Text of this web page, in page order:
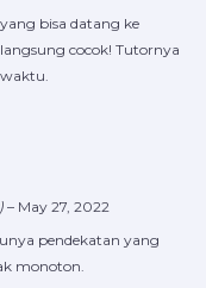
bisa datang ke
cocok! Tutornya
– May 27, 2022
pendekatan yang
monoton.